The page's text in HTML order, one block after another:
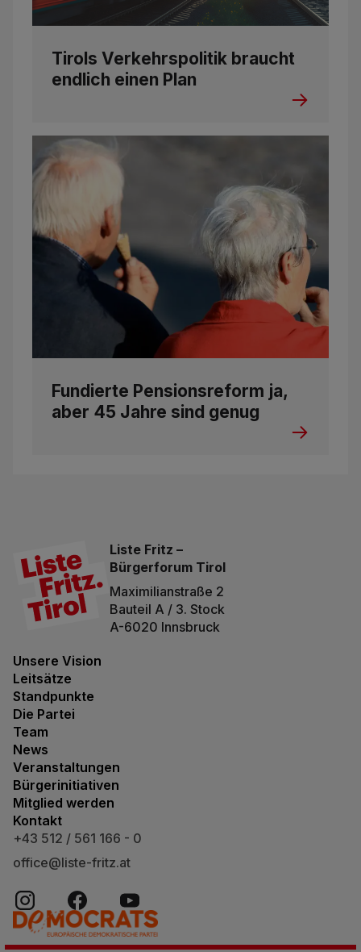
Tirols Verkehrspolitik braucht
endlich einen Plan
Fundierte Pensionsreform ja,
aber 45 Jahre sind genug
Liste Fritz –
Bürgerforum Tirol
Maximilianstraße 2
Bauteil A / 3. Stock
A-6020 Innsbruck
Unsere Vision
Leitsätze
Standpunkte
Die Partei
Team
News
Veranstaltungen
Bürgerinitiativen
Mitglied werden
Kontakt
+43 512 / 561 166 - 0
office@liste-fritz.at